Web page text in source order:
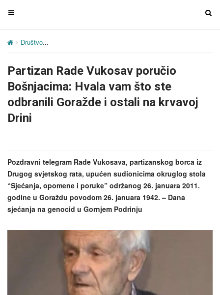
T
g
e
n
v
i
o
n
T
o
Društvo
Partizan Rade Vukosav poručio
Bošnjacima: Hvala vam što ste
odbranili Goražde i ostali na krvavoj
Drini
Pozdravni telegram Rade Vukosava, partizanskog borca iz
Drugog svjetskog rata, upućen sudionicima okruglog stola
“Sjećanja, opomene i poruke” održanog 26. januara 2011.
godine u Goraždu povodom 26. januara 1942. – Dana
sjećanja na genocid u Gornjem Podrinju